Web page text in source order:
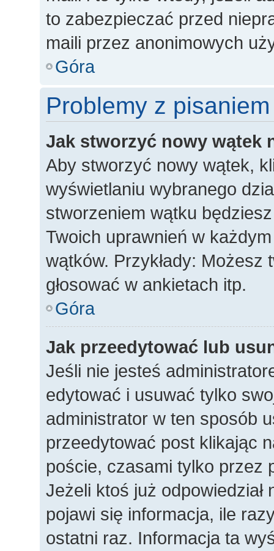
to zabezpieczać przed
maili przez anonimowych
Góra
Problemy z pisaniem
Jak stworzyć nowy wątek
Aby stworzyć nowy wątek,
wyświetlaniu wybranego
stworzeniem wątku
Twoich uprawnień w
wątków. Przykłady:
głosować w ankietach itp.
Góra
Jak przeedytować lub
Jeśli nie jesteś
edytować i usuwać tylko
administrator w ten sposób
przeedytować post klikając
poście, czasami tylko przez
Jeżeli ktoś już
pojawi się informacja, ile
ostatni raz. Informacja ta